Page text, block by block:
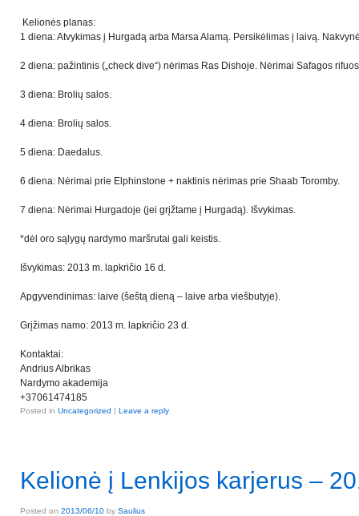
Kelionės planas:
1 diena: Atvykimas į Hurgadą arba Marsa Alamą. Persikėlimas į laivą.
2 diena: pažintinis („check dive“) nėrimas Ras Dishoje. Nėrimai Safagos
3 diena: Brolių salos.
4 diena: Brolių salos.
5 diena: Daedalus.
6 diena: Nėrimai prie Elphinstone + naktinis nėrimas prie Shaab Toromby.
7 diena: Nėrimai Hurgadoje (jei grįžtame į Hurgadą). Išvykimas.
*dėl oro sąlygų nardymo maršrutai gali keistis.
Išvykimas: 2013 m. lapkričio 16 d.
Apgyvendinimas: laive (šeštą dieną – laive arba viešbutyje).
Grįžimas namo: 2013 m. lapkričio 23 d.
Kontaktai:
Andrius Albrikas
Nardymo akademija
+37061474185
Posted in Uncategorized | Leave a reply
Kelionė į Lenkijos karjerus –
Posted on 2013/06/10 by Saulius